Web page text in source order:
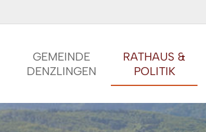
GEMEINDE
DENZLINGEN
RATHAUS &
POLITIK